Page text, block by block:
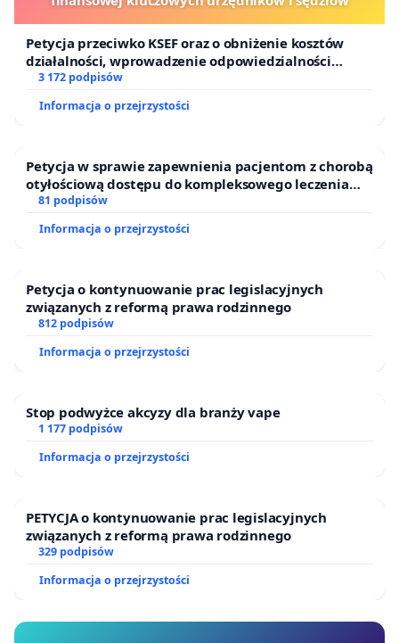
Petycja przeciwko KSEF oraz o obniżenie kosztów
działalności, wprowadzenie odpowiedzialności
finansowej kluczowych urzędników i sędziów
3 172 podpisów
Informacja o przejrzystości
Petycja w sprawie zapewnienia pacjentom z chorobą
otyłościową dostępu do kompleksowego leczenia
oraz programów profilaktycznych.
81 podpisów
Informacja o przejrzystości
Petycja o kontynuowanie prac legislacyjnych
związanych z reformą prawa rodzinnego
812 podpisów
Informacja o przejrzystości
Stop podwyżce akcyzy dla branży vape
1 177 podpisów
Informacja o przejrzystości
PETYCJA o kontynuowanie prac legislacyjnych
związanych z reformą prawa rodzinnego
329 podpisów
Informacja o przejrzystości